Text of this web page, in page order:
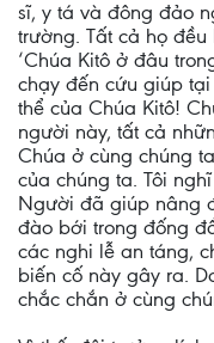
sĩ, y tá và đông đảo
trường. Tất cả họ
‘Chúa Kitô ở đâu
chạy đến cứu giúp
thể của Chúa Kitô!
người này, tất cả
Chúa ở cùng chúng
của chúng ta. Tôi
Người đã giúp nâng
đào bới trong đống
các nghi lễ an táng,
biến cố này gây ra.
chắc chắn ở cùng